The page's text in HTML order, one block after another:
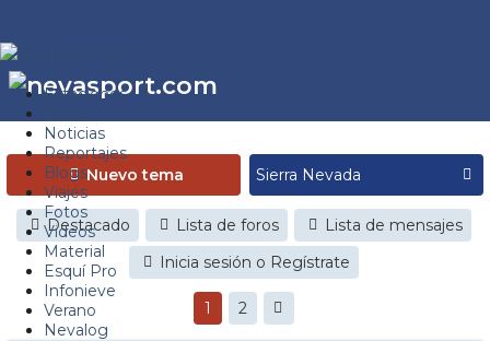
Estaciones
Noticias
Reportajes
Blogs
Viajes
Fotos
Videos
Material
Esquí Pro
Infonieve
Verano
Nevalog
Nuevo tema
Destacado Lista de foros
Lista de mensajes
Inicia sesión o Regístrate
1 2